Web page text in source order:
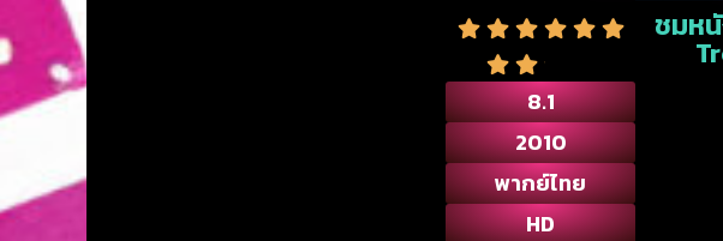
8.1
2010
พากย์ไทย
HD
ชมห